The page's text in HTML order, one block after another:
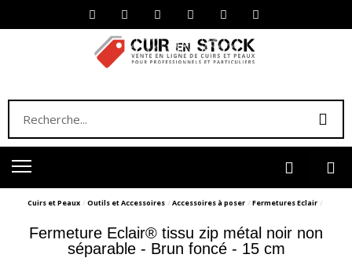
Cuirs et Peaux Outils et Accessoires Accessoires à poser Fermetures Eclair
Fermeture Eclair® tissu zip métal noir non
séparable - Brun foncé - 15 cm